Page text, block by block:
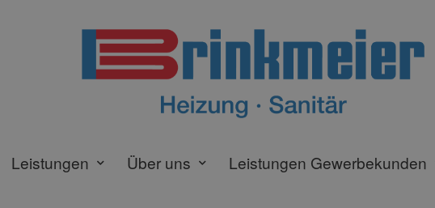
Leistungen Über uns Leistungen Gewerbekunden